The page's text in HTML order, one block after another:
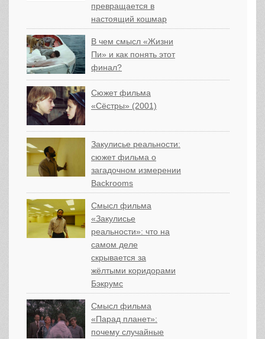
превращается в
настоящий кошмар
В чем смысл «Жизни
Пи» и как понять этот
финал?
Сюжет фильма
«Сёстры» (2001)
Закулисье реальности:
сюжет фильма о
загадочном измерении
Backrooms
Смысл фильма
«Закулисье
реальности»: что на
самом деле
скрывается за
жёлтыми коридорами
Бэкрумс
Смысл фильма
«Парад планет»:
почему случайные